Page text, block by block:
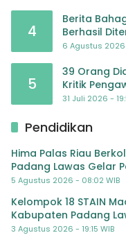
4
Berita
Berhasil
6 Agustus 2026
5
39 Orang
Kritik
Masyarakat
31 Juli 2026 -
Pendidikan
Hima Palas Riau
Padang Lawas Gelar
Padang Lawas
5 Agustus 2026 - 08:02 WIB
Kelompok 18 STAIN
Kabupaten Padang
3 Agustus 2026 - 19:15 WIB